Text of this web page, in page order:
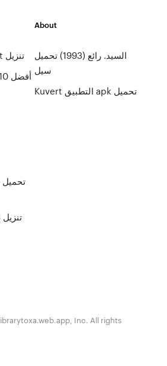
Schweser torrent تنزيل
About
السيد. رائع (1993) تحميل
سيل
Kuvert التطبيق apk تحميل
تحميل
Inc. All rights